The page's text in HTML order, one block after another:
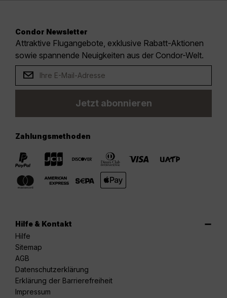
Condor Newsletter
Attraktive Flugangebote, exklusive Rabatt-Aktionen
sowie spannende Neuigkeiten aus der Condor-Welt.
Jetzt abonnieren
Zahlungsmethoden
Hilfe & Kontakt
Hilfe
Sitemap
AGB
Datenschutzerklärung
Erklärung der Barrierefreiheit
Impressum